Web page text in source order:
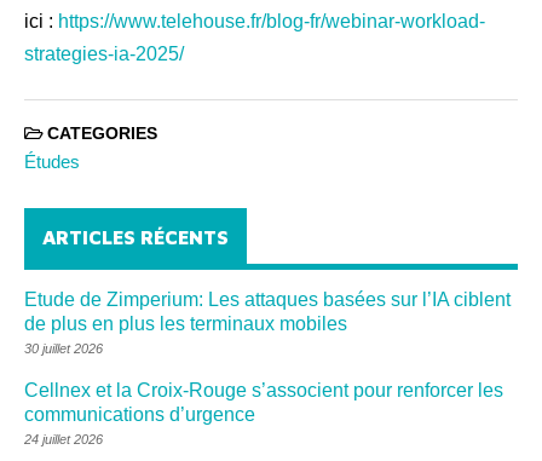
ici : https://www.telehouse.fr/blog-fr/webinar-workload-
strategies-ia-2025/
CATEGORIES
Études
ARTICLES RÉCENTS
Etude de Zimperium: Les attaques basées sur l’IA ciblent
de plus en plus les terminaux mobiles
30 juillet 2026
Cellnex et la Croix-Rouge s’associent pour renforcer les
communications d’urgence
24 juillet 2026